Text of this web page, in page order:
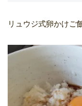
リュウジ式卵かけご